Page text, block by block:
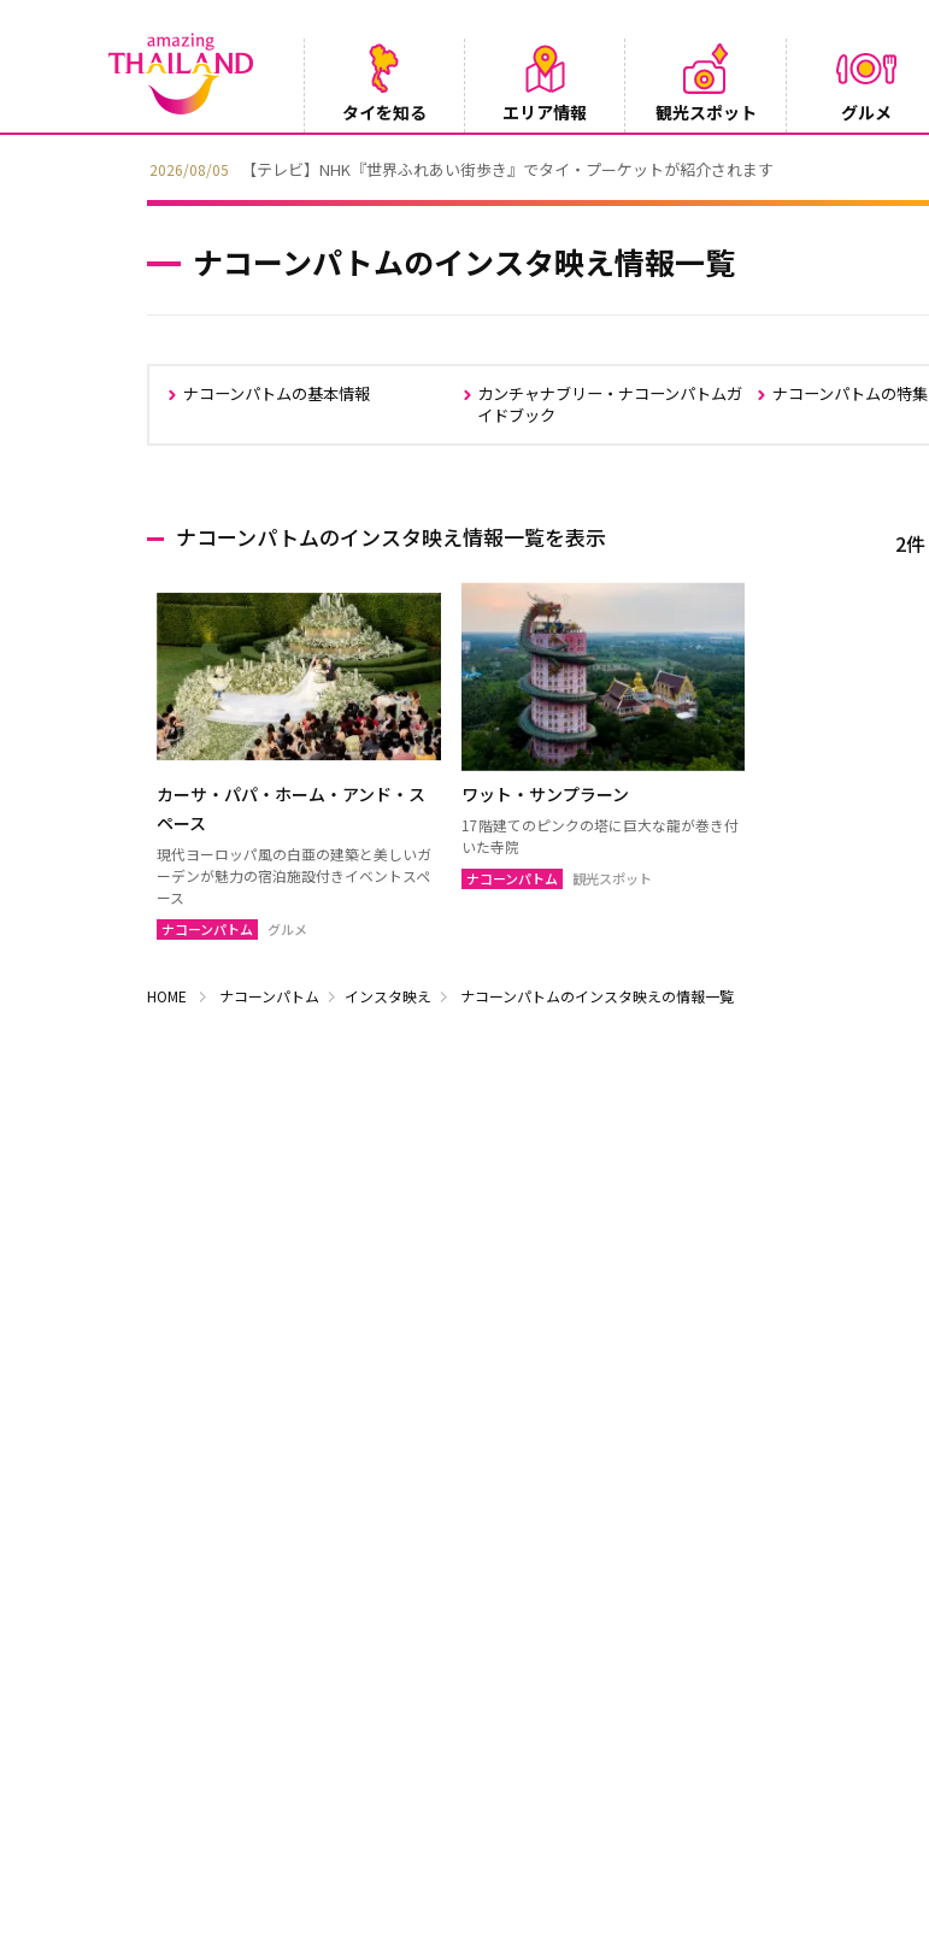
タイを知る エリア情報 観光スポット グルメ
2026/08/05 【テレビ】NHK『世界ふれあい街歩き』でタイ・プーケットが紹介されます
ナコーンパトムのインスタ映え情報一覧
ナコーンパトムの基本情報
カンチャナブリー・ナコーンパトムガ
イドブック
ナコーンパトムの特集
ナコーンパトムのインスタ映え情報一覧を表示 2件
カーサ・パパ・ホーム・アンド・ス
ペース
現代ヨーロッパ風の白亜の建築と美しいガ
ーデンが魅力の宿泊施設付きイベントスペ
ース
ナコーンパトム グルメ
ワット・サンプラーン
17階建てのピンクの塔に巨大な龍が巻き付
いた寺院
ナコーンパトム 観光スポット
HOME ナコーンパトム インスタ映え ナコーンパトムのインスタ映えの情報一覧